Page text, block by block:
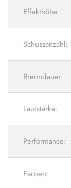
Effekthöhe :
Schussanzahl:
Brenndauer:
Lautstärke:
Performance:
Farben: